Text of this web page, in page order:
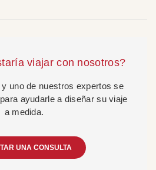
viajar con nosotros?
uno de nuestros expertos se
ayudarle a diseñar su viaje
a medida.
UNA CONSULTA